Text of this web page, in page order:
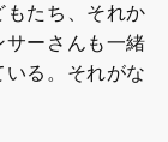
もたち、それか
サーさんも一緒
る。それがな